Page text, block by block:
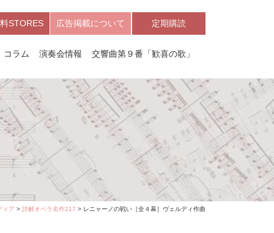
STORES 広告掲載について 定期購読
コラム 演奏会情報 交響曲第９番「歓喜の歌」
ィア > 詳解オペラ名作217 > レニャーノの戦い［全４幕］ヴェルディ作曲